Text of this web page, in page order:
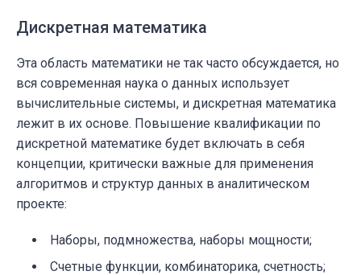
Дискретная математика
Эта область математики не так часто обсуждается, но
вся современная наука о данных использует
вычислительные системы, и дискретная математика
лежит в их основе. Повышение квалификации по
дискретной математике будет включать в себя
концепции, критически важные для применения
алгоритмов и структур данных в аналитическом
проекте:
Наборы, подмножества, наборы мощности;
Счетные функции, комбинаторика, счетность;